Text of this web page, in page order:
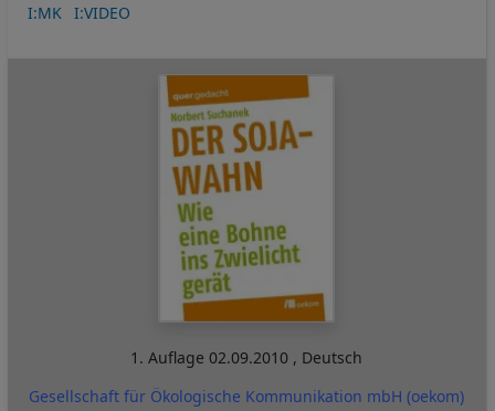
I:MK
I:VIDEO
1. Auflage02.09.2010 , Deutsch
Gesellschaft für Ökologische Kommunikation mbH (oekom)